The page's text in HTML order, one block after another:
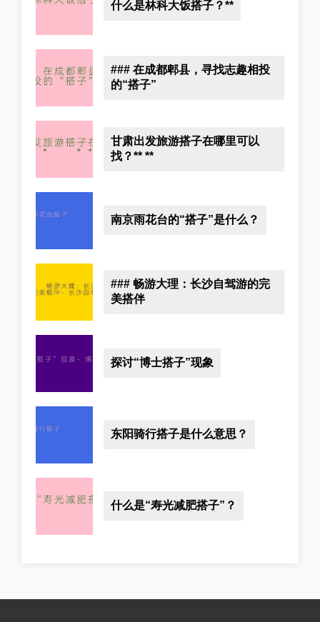
什么是林科大饭搭子？**
### 在成都郫县，寻找志趣相投
的“搭子”
甘肃出发旅游搭子在哪里可以
找？** **
南京雨花台的“搭子”是什么？
### 畅游大理：长沙自驾游的完
美搭伴
探讨“博士搭子”现象
东阳骑行搭子是什么意思？
什么是“寿光减肥搭子”？